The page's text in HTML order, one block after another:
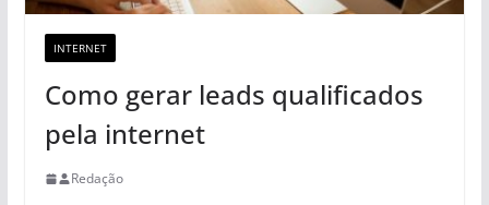
INTERNET
Como gerar leads qualificados
pela internet
Redação